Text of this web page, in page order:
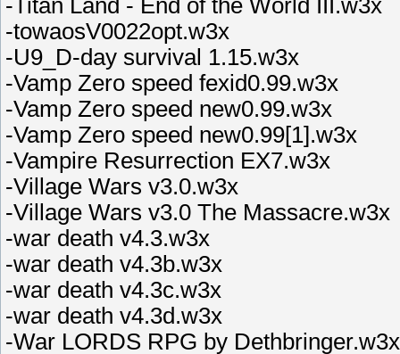
-Titan Land - End of the World III.w3x
-towaosV0022opt.w3x
-U9_D-day survival 1.15.w3x
-Vamp Zero speed fexid0.99.w3x
-Vamp Zero speed new0.99.w3x
-Vamp Zero speed new0.99[1].w3x
-Vampire Resurrection EX7.w3x
-Village Wars v3.0.w3x
-Village Wars v3.0 The Massacre.w3x
-war death v4.3.w3x
-war death v4.3b.w3x
-war death v4.3c.w3x
-war death v4.3d.w3x
-War LORDS RPG by Dethbringer.w3x